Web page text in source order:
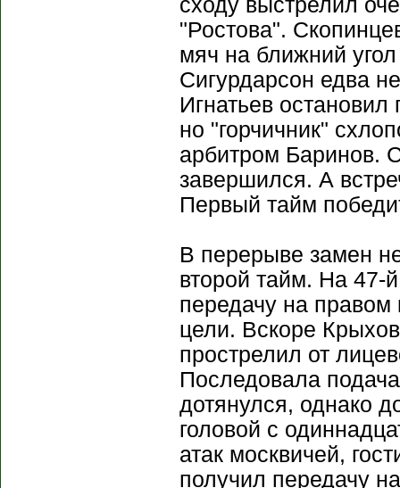
сходу выстрелил
"Ростова".
мяч на ближний
Сигурдарсон едва
Игнатьев
но "горчичник"
арбитром Баринов.
завершился. А
Первый тайм
В перерыве замен
второй тайм. На 47-
передачу на
цели. Вскоре
прострелил от
Последовала
дотянулся, однако
головой с
атак москвичей,
получил передачу